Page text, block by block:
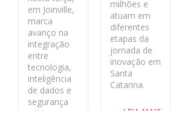
em Joinville,
marca
avanço na
integração
entre
tecnologia,
inteligência
de dados e
segurança
pública no
milhões e
atuam em
diferentes
etapas da
jornada de
inovação em
Santa
Catarina.
LEIA MAIS